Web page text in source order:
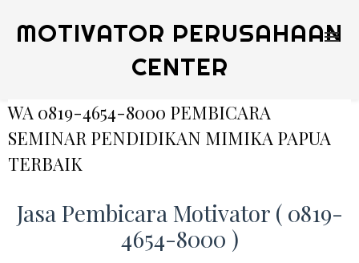
MOTIVATOR PERUSAHAAN
CENTER
WA 0819-4654-8000 PEMBICARA
SEMINAR PENDIDIKAN MIMIKA PAPUA
TERBAIK
Jasa Pembicara Motivator ( 0819-
4654-8000 )